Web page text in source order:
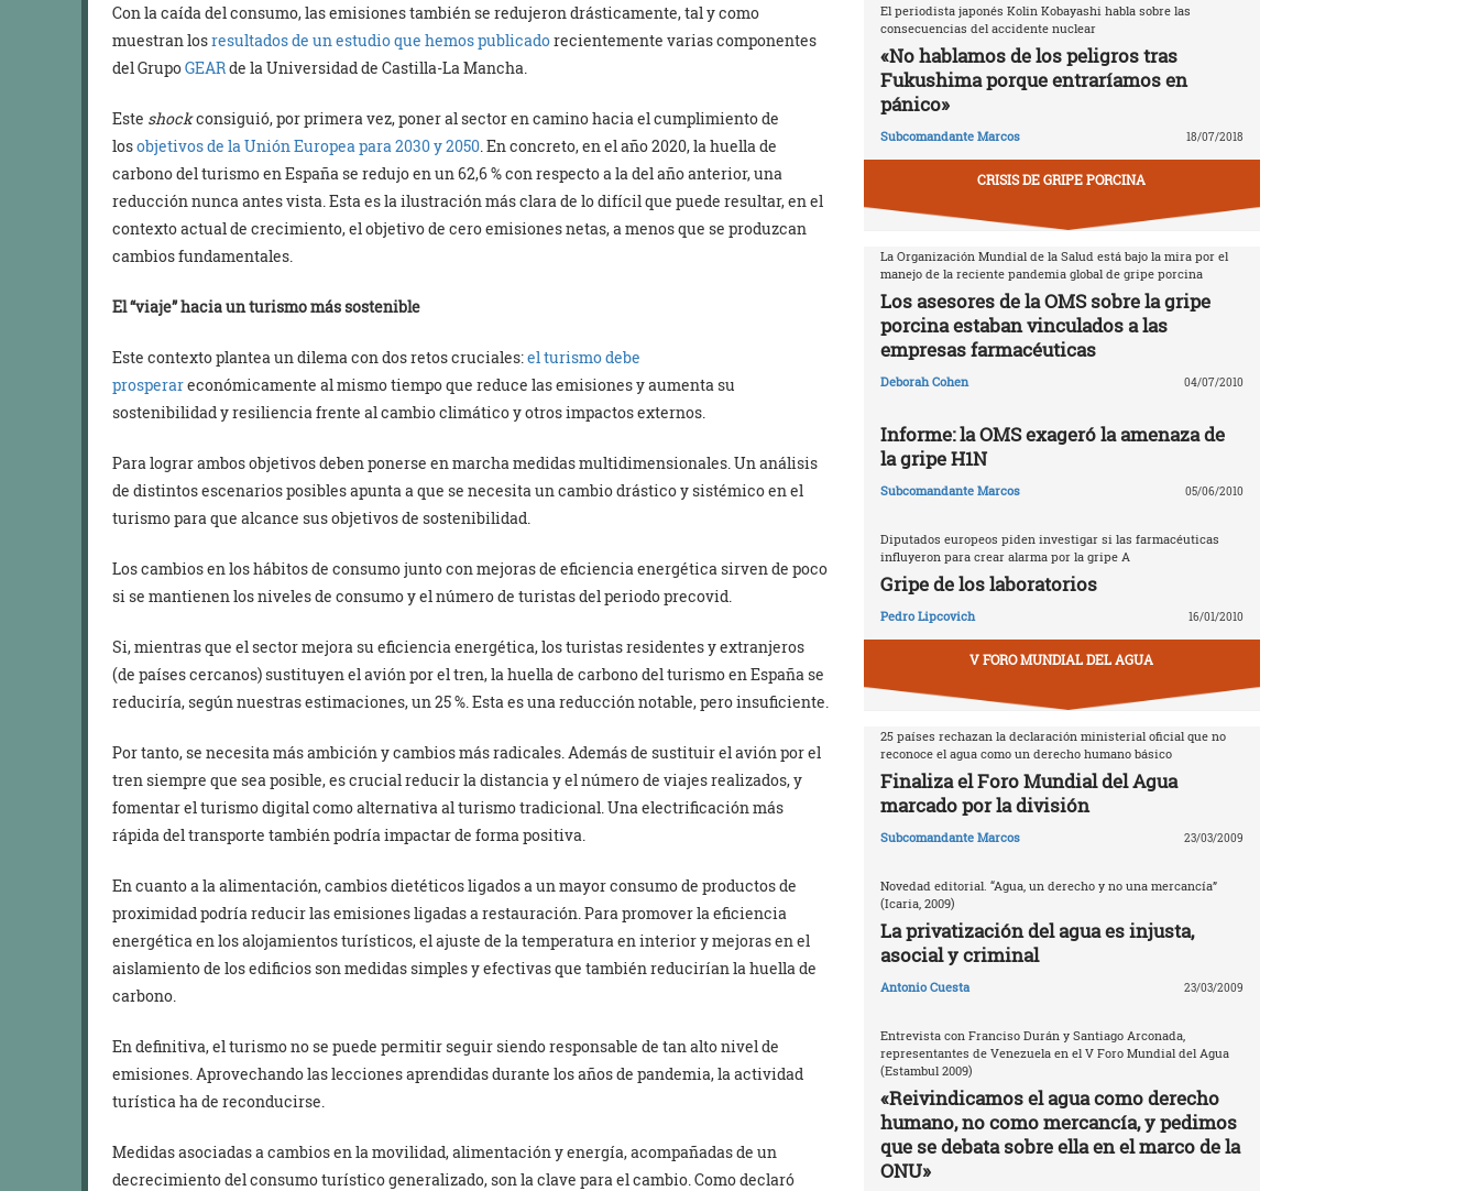
Con la caída del consumo, las emisiones también se redujeron drásticamente, tal y como
muestran losresultados de un estudio que hemos publicadorecientemente varias componentes
del GrupoGEARde la Universidad de Castilla-La Mancha.
Este shockconsiguió, por primera vez, poner al sector en camino hacia el cumplimiento de
losobjetivos de la Unión Europea para 2030 y 2050 . En concreto, en el año 2020, la huella de
carbono del turismo en España se redujo en un 62,6 % con respecto a la del año anterior, una
reducción nunca antes vista. Esta es la ilustración más clara de lo difícil que puede resultar, en el
contexto actual de crecimiento, el objetivo de cero emisiones netas, a menos que se produzcan
cambios fundamentales.
El “viaje” hacia un turismo más sostenible
Este contexto plantea un dilema con dos retos cruciales:el turismo debe
prosperareconómicamente al mismo tiempo que reduce las emisiones y aumenta su
sostenibilidad y resiliencia frente al cambio climático y otros impactos externos.
Para lograr ambos objetivos deben ponerse en marcha medidas multidimensionales. Un análisis
de distintos escenarios posibles apunta a que se necesita un cambio drástico y sistémico en el
turismo para que alcance sus objetivos de sostenibilidad.
Los cambios en los hábitos de consumo junto con mejoras de eficiencia energética sirven de poco
si se mantienen los niveles de consumo y el número de turistas del periodo precovid.
Si, mientras que el sector mejora su eficiencia energética, los turistas residentes y extranjeros
(de países cercanos) sustituyen el avión por el tren, la huella de carbono del turismo en España se
reduciría, según nuestras estimaciones, un 25 %. Esta es una reducción notable, pero insuficiente.
Por tanto, se necesita más ambición y cambios más radicales. Además de sustituir el avión por el
tren siempre que sea posible, es crucial reducir la distancia y el número de viajes realizados, y
fomentar el turismo digital como alternativa al turismo tradicional. Una electrificación más
rápida del transporte también podría impactar de forma positiva.
En cuanto a la alimentación, cambios dietéticos ligados a un mayor consumo de productos de
proximidad podría reducir las emisiones ligadas a restauración. Para promover la eficiencia
energética en los alojamientos turísticos, el ajuste de la temperatura en interior y mejoras en el
aislamiento de los edificios son medidas simples y efectivas que también reducirían la huella de
carbono.
En definitiva, el turismo no se puede permitir seguir siendo responsable de tan alto nivel de
emisiones. Aprovechando las lecciones aprendidas durante los años de pandemia, la actividad
turística ha de reconducirse.
Medidas asociadas a cambios en la movilidad, alimentación y energía, acompañadas de un
decrecimiento del consumo turístico generalizado, son la clave para el cambio. Como declaró
El periodista japonés Kolin Kobayashi habla sobre las
consecuencias del accidente nuclear
«No hablamos de los peligros tras
Fukushima porque entraríamos en
pánico»
Subcomandante Marcos 18/07/2018
CRISIS DE GRIPE PORCINA
La Organización Mundial de la Salud está bajo la mira por el
manejo de la reciente pandemia global de gripe porcina
Los asesores de la OMS sobre la gripe
porcina estaban vinculados a las
empresas farmacéuticas
Deborah Cohen 04/07/2010
Informe: la OMS exageró la amenaza de
la gripe H1N
Subcomandante Marcos 05/06/2010
Diputados europeos piden investigar si las farmacéuticas
influyeron para crear alarma por la gripe A
Gripe de los laboratorios
Pedro Lipcovich 16/01/2010
V FORO MUNDIAL DEL AGUA
25 países rechazan la declaración ministerial oficial que no
reconoce el agua como un derecho humano básico
Finaliza el Foro Mundial del Agua
marcado por la división
Subcomandante Marcos 23/03/2009
Novedad editorial. “Agua, un derecho y no una mercancía”
(Icaria, 2009)
La privatización del agua es injusta,
asocial y criminal
Antonio Cuesta 23/03/2009
Entrevista con Franciso Durán y Santiago Arconada,
representantes de Venezuela en el V Foro Mundial del Agua
(Estambul 2009)
«Reivindicamos el agua como derecho
humano, no como mercancía, y pedimos
que se debata sobre ella en el marco de la
ONU»